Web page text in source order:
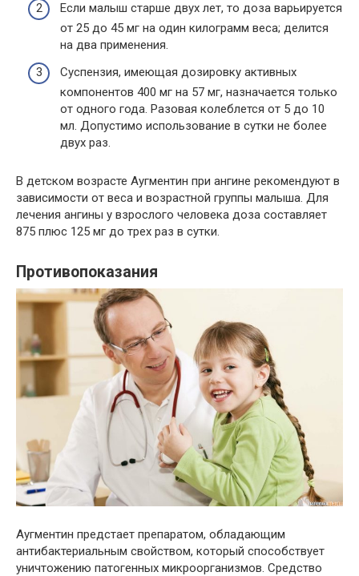
Если малыш старше двух лет, то доза варьируется
от 25 до 45 мг на один килограмм веса; делится
на два применения.
Суспензия, имеющая дозировку активных
компонентов 400 мг на 57 мг, назначается только
от одного года. Разовая колеблется от 5 до 10
мл. Допустимо использование в сутки не более
двух раз.
В детском возрасте Аугментин при ангине рекомендуют в
зависимости от веса и возрастной группы малыша. Для
лечения ангины у взрослого человека доза составляет
875 плюс 125 мг до трех раз в сутки.
Противопоказания
Аугментин предстает препаратом, обладающим
антибактериальным свойством, который способствует
уничтожению патогенных микроорганизмов. Средство